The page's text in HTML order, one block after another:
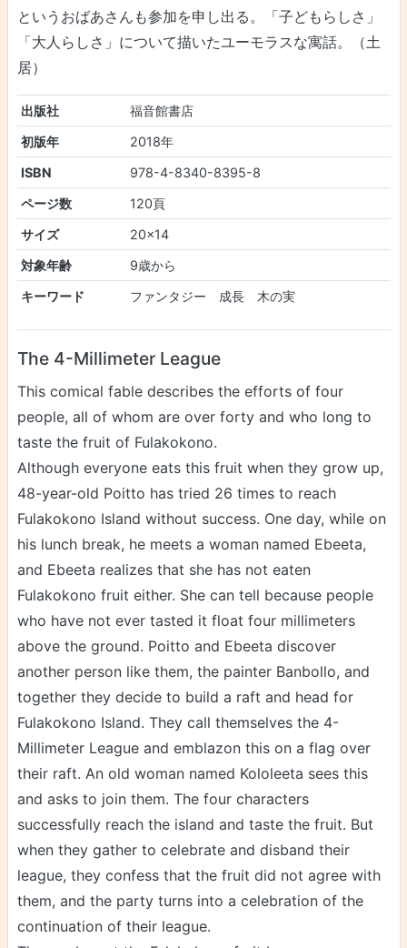
というおばあさんも参加を申し出る。「子どもらしさ」
「大人らしさ」について描いたユーモラスな寓話。（土
居）
出版社
福音館書店
初版年
2018年
ISBN
978-4-8340-8395-8
ページ数
120頁
サイズ
20×14
対象年齢
9歳から
キーワード
ファンタジー 成長 木の実
The 4-Millimeter League
This comical fable describes the efforts of four
people, all of whom are over forty and who long to
taste the fruit of Fulakokono.
Although everyone eats this fruit when they grow up,
48-year-old Poitto has tried 26 times to reach
Fulakokono Island without success. One day, while on
his lunch break, he meets a woman named Ebeeta,
and Ebeeta realizes that she has not eaten
Fulakokono fruit either. She can tell because people
who have not ever tasted it float four millimeters
above the ground. Poitto and Ebeeta discover
another person like them, the painter Banbollo, and
together they decide to build a raft and head for
Fulakokono Island. They call themselves the 4-
Millimeter League and emblazon this on a flag over
their raft. An old woman named Kololeeta sees this
and asks to join them. The four characters
successfully reach the island and taste the fruit. But
when they gather to celebrate and disband their
league, they confess that the fruit did not agree with
them, and the party turns into a celebration of the
continuation of their league.